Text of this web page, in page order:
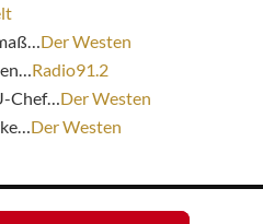
Der Westen
Radio91.2
Chef… Der Westen
Der Westen